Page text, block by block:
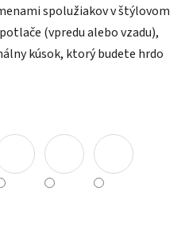
spolužiakov v štýlovom
(vpredu alebo vzadu),
kúsok, ktorý budete hrdo